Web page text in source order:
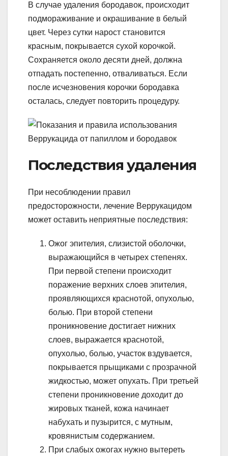
В случае удаления бородавок, происходит
подмораживание и окрашивание в белый
цвет. Через сутки нарост становится
красным, покрывается сухой корочкой.
Сохраняется около десяти дней, должна
отпадать постепенно, отваливаться. Если
после исчезновения корочки бородавка
осталась, следует повторить процедуру.
Последствия удаления
При несоблюдении правил
предосторожности, лечение Веррукацидом
может оставить неприятные последствия:
Ожог эпителия, слизистой оболочки,
выражающийся в четырех степенях.
При первой степени происходит
поражение верхних слоев эпителия,
проявляющихся краснотой, опухолью,
болью. При второй степени
проникновение достигает нижних
слоев, выражается краснотой,
опухолью, болью, участок вздувается,
покрывается прыщиками с прозрачной
жидкостью, может опухать. При третьей
степени проникновение доходит до
жировых тканей, кожа начинает
набухать и пузырится, с мутным,
кровянистым содержанием.
При слабых ожогах нужно вытереть